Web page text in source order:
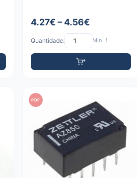
4.27€ – 4.56€
Quantidade: Mín: 1
PDF